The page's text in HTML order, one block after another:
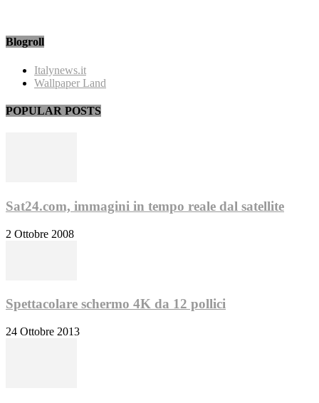
Blogroll
Italynews.it
Wallpaper Land
POPULAR POSTS
Sat24.com, immagini in tempo reale dal satellite
2 Ottobre 2008
Spettacolare schermo 4K da 12 pollici
24 Ottobre 2013